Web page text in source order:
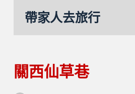
內
容
帶家人去旅行
關西仙草巷